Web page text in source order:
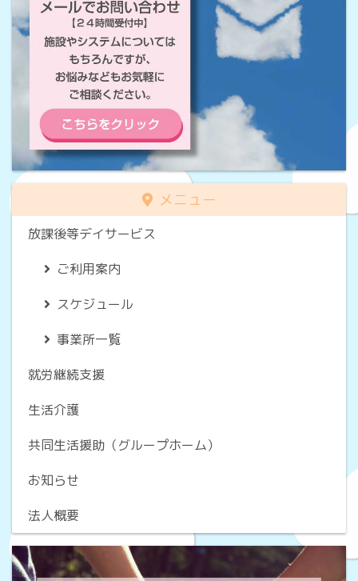
メニュー
放課後等デイサービス
ご利用案内
スケジュール
事業所一覧
就労継続支援
生活介護
共同生活援助（グループホーム）
お知らせ
法人概要